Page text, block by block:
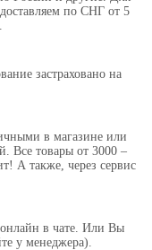
доставляем по СНГ от 5
застраховано на
в магазине или
Все товары от 3000 –
А также, через сервис
в чате. Или Вы
у менеджера).